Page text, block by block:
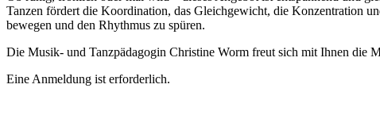
Tanzen fördert die Koordination, das Gleichgewicht, die Konzentration
bewegen und den Rhythmus zu spüren.
Die Musik- und Tanzpädagogin Christine Worm freut sich mit Ihnen die
Eine Anmeldung ist erforderlich.